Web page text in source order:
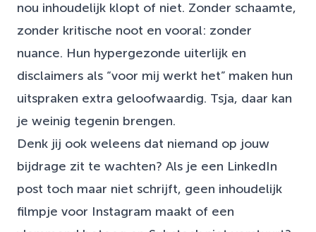
nou inhoudelijk klopt of niet. Zonder schaamte,
zonder kritische noot en vooral: zonder
nuance. Hun hypergezonde uiterlijk en
disclaimers als “voor mij werkt het” maken hun
uitspraken extra geloofwaardig. Tsja, daar kan
je weinig tegenin brengen.
Denk jij ook weleens dat niemand op jouw
bijdrage zit te wachten? Als je een LinkedIn
post toch maar niet schrijft, geen inhoudelijk
filmpje voor Instagram maakt of een